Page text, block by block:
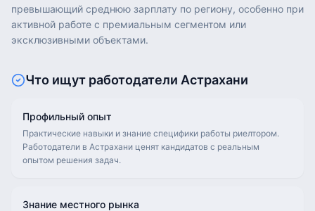
превышающий среднюю зарплату по региону, особенно при
активной работе с премиальным сегментом или
эксклюзивными объектами.
Что ищут работодатели Астрахани
Профильный опыт
Практические навыки и знание специфики работы риелтором.
Работодатели в Астрахани ценят кандидатов с реальным
опытом решения задач.
Знание местного рынка